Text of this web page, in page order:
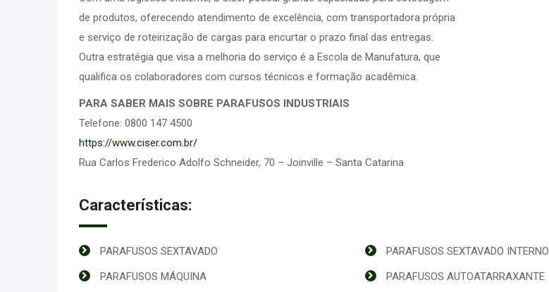
de produtos, oferecendo atendimento de excelência, com transportadora própria
e serviço de roteirização de cargas para encurtar o prazo final das entregas.
Outra estratégia que visa a melhoria do serviço é a Escola de Manufatura, que
qualifica os colaboradores com cursos técnicos e formação acadêmica.
PARA SABER MAIS SOBRE PARAFUSOS INDUSTRIAIS
Telefone: 0800 147 4500
https://www.ciser.com.br/
Rua Carlos Frederico Adolfo Schneider, 70 – Joinville – Santa Catarina
Características:
PARAFUSOS SEXTAVADO
PARAFUSOS SEXTAVADO INTERNO
PARAFUSOS MÁQUINA
PARAFUSOS AUTOATARRAXANTE